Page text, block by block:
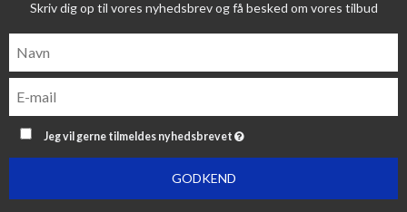
Skriv dig op til vores nyhedsbrev og få besked om vores tilbud
Jeg vil gerne tilmeldes nyhedsbrevet
GODKEND